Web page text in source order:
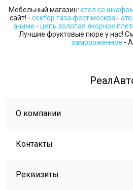
Мебельный магазин: стол со
сайт! - сектор газа фест москва -
аниме - цепь золотая якорное
Лучшие фруктовые пюре у нас!
замороженное -
О компании
Контакты
Реквизиты